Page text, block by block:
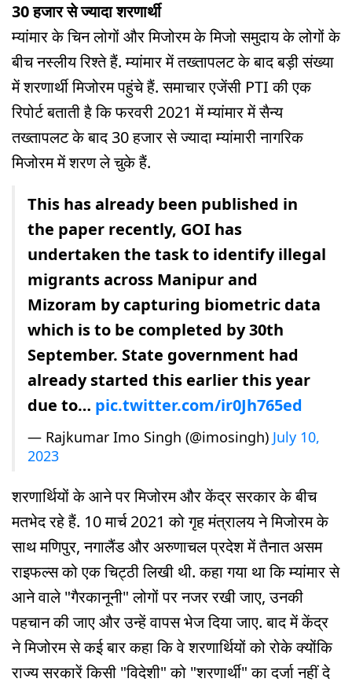
30 हजार से ज्यादा शरणार्थी
म्यांमार के चिन लोगों और मिजोरम के मिजो समुदाय के लोगों के
बीच नस्लीय रिश्ते हैं. म्यांमार में तख्तापलट के बाद बड़ी संख्या
में शरणार्थी मिजोरम पहुंचे हैं. समाचार एजेंसी PTI की एक
रिपोर्ट बताती है कि फरवरी 2021 में म्यांमार में सैन्य
तख्तापलट के बाद 30 हजार से ज्यादा म्यांमारी नागरिक
मिजोरम में शरण ले चुके हैं.
This has already been published in
the paper recently, GOI has
undertaken the task to identify illegal
migrants across Manipur and
Mizoram by capturing biometric data
which is to be completed by 30th
September. State government had
already started this earlier this year
due to… pic.twitter.com/ir0Jh765ed
— Rajkumar Imo Singh (@imosingh) July 10,
2023
शरणार्थियों के आने पर मिजोरम और केंद्र सरकार के बीच
मतभेद रहे हैं. 10 मार्च 2021 को गृह मंत्रालय ने मिजोरम के
साथ मणिपुर, नगालैंड और अरुणाचल प्रदेश में तैनात असम
राइफल्स को एक चिट्ठी लिखी थी. कहा गया था कि म्यांमार से
आने वाले "गैरकानूनी" लोगों पर नजर रखी जाए, उनकी
पहचान की जाए और उन्हें वापस भेज दिया जाए. बाद में केंद्र
ने मिजोरम से कई बार कहा कि वे शरणार्थियों को रोके क्योंकि
राज्य सरकारें किसी "विदेशी" को "शरणार्थी" का दर्जा नहीं दे